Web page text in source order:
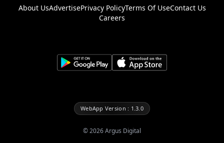
About UsAdvertisePrivacy PolicyTerms Of UseContact Us
Careers
WebApp Version : 1.3.0
©2026Argus Digital